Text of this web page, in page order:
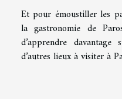
Et pour émoustiller les
la gastronomie de
d’apprendre
d’autres lieux à visiter à